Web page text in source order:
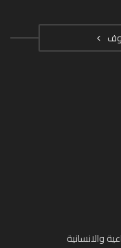
والانسانية